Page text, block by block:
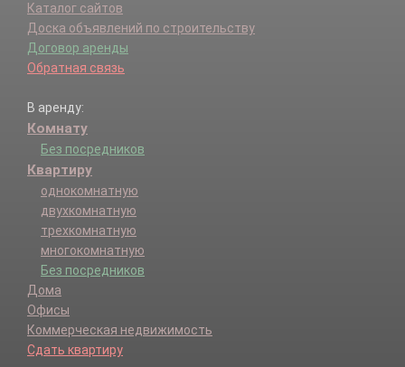
Каталог сайтов
Доска объявлений по строительству
Договор аренды
Обратная связь
В аренду:
Комнату
Без посредников
Квартиру
однокомнатную
двухкомнатную
трехкомнатную
многокомнатную
Без посредников
Дома
Офисы
Коммерческая недвижимость
Сдать квартиру